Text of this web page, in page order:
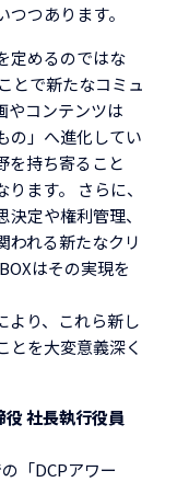
つあります。
定めるのではな
とで新たなコミュ
やコンテンツは
の」へ進化してい
を持ち寄ること
ます。 さらに、
定や権利管理、
われる新たなクリ
はその実現を
より、これら新し
とを大変意義深く
社長執行役員
「DCPアワー